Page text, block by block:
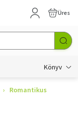
Üres
Könyv
Romantikus